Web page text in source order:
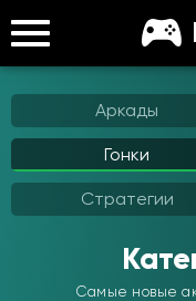
Аркады
Гонки
Стратегии
Самые новые